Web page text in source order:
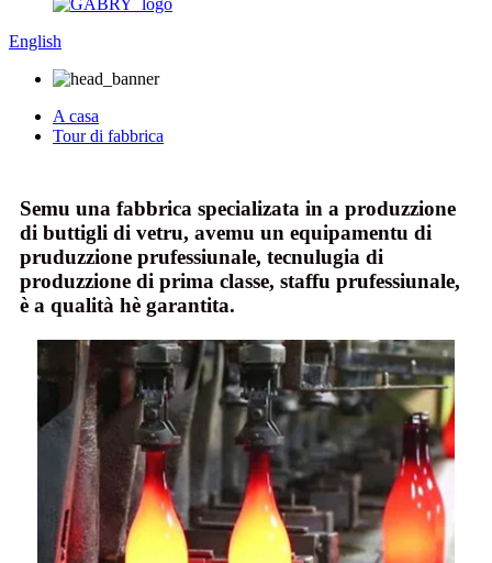
English
A casa
Tour di fabbrica
Semu una fabbrica specializata in a produzzione
di buttigli di vetru, avemu un equipamentu di
pruduzzione prufessiunale, tecnulugia di
produzzione di prima classe, staffu prufessiunale,
è a qualità hè garantita.